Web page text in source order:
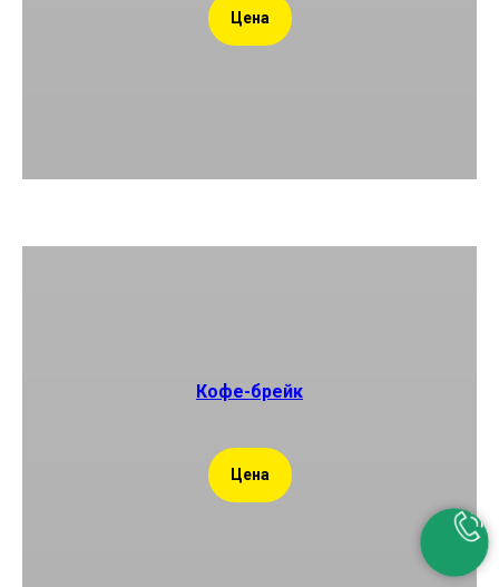
Цена
Кофе-брейк
Цена